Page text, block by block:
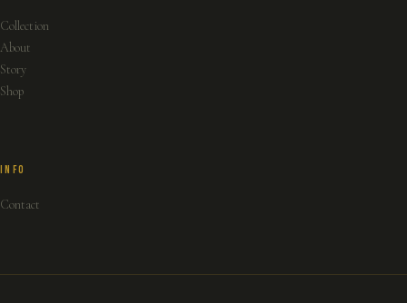
Collection
About
Story
Shop
INFO
Contact